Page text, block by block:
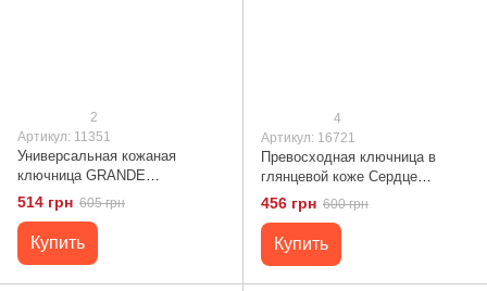
2
Артикул: 11351
Универсальная кожаная
ключница GRANDE
PELLE 11351 Черный
514 грн 605 грн
Купить
4
Артикул: 16721
Превосходная ключница в
глянцевой коже Сердце
GRANDE PELLE 16721 Светло-
коричневая
456 грн 600 грн
Купить